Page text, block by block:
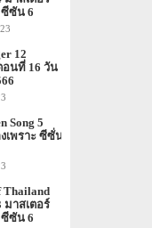
ซีซัน 6
12
นที่ 16 วัน
Song 5
เพราะ ซีซั่น
Thailand
มาสเตอร์
ซีซัน 6